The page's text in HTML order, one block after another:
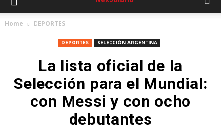
Home DEPORTES
DEPORTES SELECCIÓN ARGENTINA
La lista oficial de la
Selección para el Mundial:
con Messi y con ocho
debutantes